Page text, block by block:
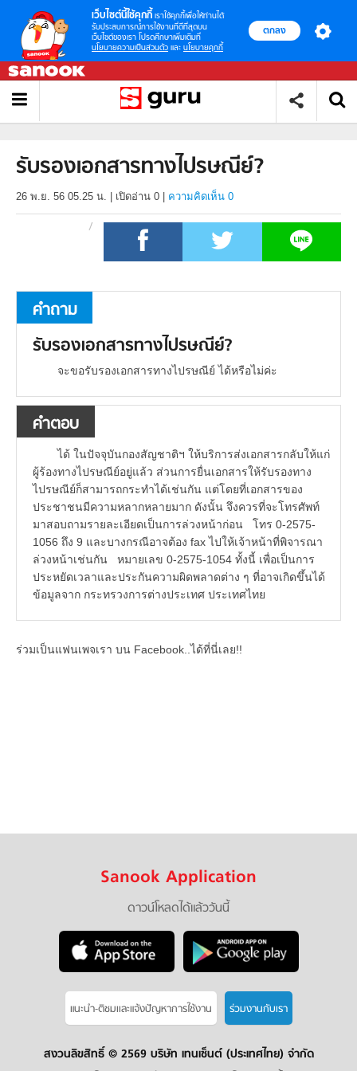
เว็บไซต์นี้ใช้คุกกี้ เราใช้คุกกี้เพื่อให้ท่านได้
รับประสบการณ์การใช้งานที่ดีที่สุดบน
เว็บไซต์ของเรา โปรดศึกษาเพิ่มเติมที่
นโยบายความเป็นส่วนตัว และ นโยบายคุกกี้
ตกลง
รับรองเอกสารทางไปรษณีย์?
26 พ.ย. 56 05.25 น. เปิดอ่าน 0 ความคิดเห็น 0
คำถาม
รับรองเอกสารทางไปรษณีย์?
จะขอรับรองเอกสารทางไปรษณีย์ ได้หรือไม่ค่ะ
คำตอบ
ได้ ในปัจจุบันกองสัญชาติฯ ให้บริการส่งเอกสารกลับให้แก่
ผู้ร้องทางไปรษณีย์อยู่แล้ว ส่วนการยื่นเอกสารให้รับรองทาง
ไปรษณีย์ก็สามารถกระทำได้เช่นกัน แต่โดยที่เอกสารของ
ประชาชนมีความหลากหลายมาก ดังนั้น จึงควรที่จะโทรศัพท์
มาสอบถามรายละเอียดเป็นการล่วงหน้าก่อน โทร 0-2575-
1056 ถึง 9 และบางกรณีอาจต้อง fax ไปให้เจ้าหน้าที่พิจารณา
ล่วงหน้าเช่นกัน หมายเลข 0-2575-1054 ทั้งนี้ เพื่อเป็นการ
ประหยัดเวลาและประกันความผิดพลาดต่าง ๆ ที่อาจเกิดขึ้นได้
ข้อมูลจาก กระทรวงการต่างประเทศ ประเทศไทย
ร่วมเป็นแฟนเพจเรา บน Facebook..ได้ที่นี่เลย!!
Sanook Application
ดาวน์โหลดได้แล้ววันนี้
แนะนำ-ติชมเเละแจ้งปัญหาการใช้งาน ร่วมงานกับเรา
สงวนลิขสิทธิ์ © 2569 บริษัท เทนเซ็นต์ (ประเทศไทย) จำกัด